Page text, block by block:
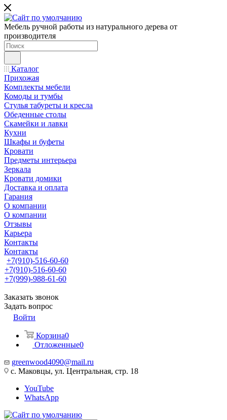
Мебель ручной работы из натурального дерева от
производителя
Каталог
Прихожая
Комплекты мебели
Комоды и тумбы
Стулья табуреты и кресла
Обеденные столы
Скамейки и лавки
Кухни
Шкафы и буфеты
Кровати
Предметы интерьера
Зеркала
Кровати домики
Доставка и оплата
Гарания
О компании
О компании
Отзывы
Карьера
Контакты
Контакты
+7(910)-516-60-60
+7(910)-516-60-60
+7(999)-988-61-60
Заказать звонок
Задать вопрос
Войти
Корзина0
Отложенные0
greenwood4090@mail.ru
с. Маковцы, ул. Центральная, стр. 18
YouTube
WhatsApp